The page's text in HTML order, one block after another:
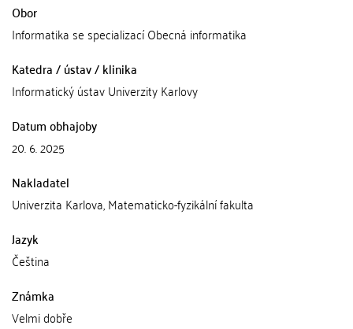
Obor
Informatika se specializací Obecná informatika
Katedra / ústav / klinika
Informatický ústav Univerzity Karlovy
Datum obhajoby
20. 6. 2025
Nakladatel
Univerzita Karlova, Matematicko-fyzikální fakulta
Jazyk
Čeština
Známka
Velmi dobře